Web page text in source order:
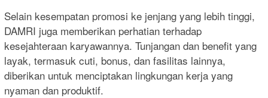
Selain kesempatan promosi ke jenjang yang lebih tinggi,
DAMRI juga memberikan perhatian terhadap
kesejahteraan karyawannya. Tunjangan dan benefit yang
layak, termasuk cuti, bonus, dan fasilitas lainnya,
diberikan untuk menciptakan lingkungan kerja yang
nyaman dan produktif.